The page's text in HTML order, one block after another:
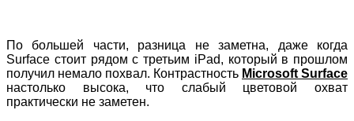
По большей части, разница не заметна, даже когда
Surface стоит рядом с третьим iPad, который в прошлом
получил немало похвал. Контрастность Microsoft Surface
настолько высока, что слабый цветовой охват
практически не заметен.